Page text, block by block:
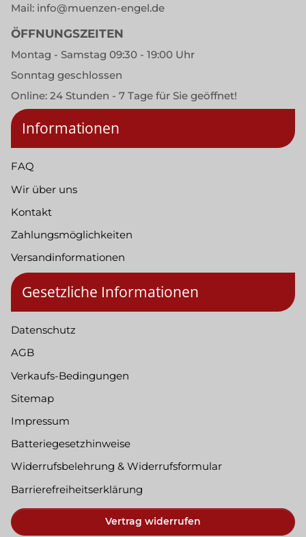
Mail: info@muenzen-engel.de
ÖFFNUNGSZEITEN
Montag - Samstag 09:30 - 19:00 Uhr
Sonntag geschlossen
Online: 24 Stunden - 7 Tage für Sie geöffnet!
Informationen
FAQ
Wir über uns
Kontakt
Zahlungsmöglichkeiten
Versandinformationen
Gesetzliche Informationen
Datenschutz
AGB
Verkaufs-Bedingungen
Sitemap
Impressum
Batteriegesetzhinweise
Widerrufsbelehrung & Widerrufsformular
Barrierefreiheitserklärung
Vertrag widerrufen